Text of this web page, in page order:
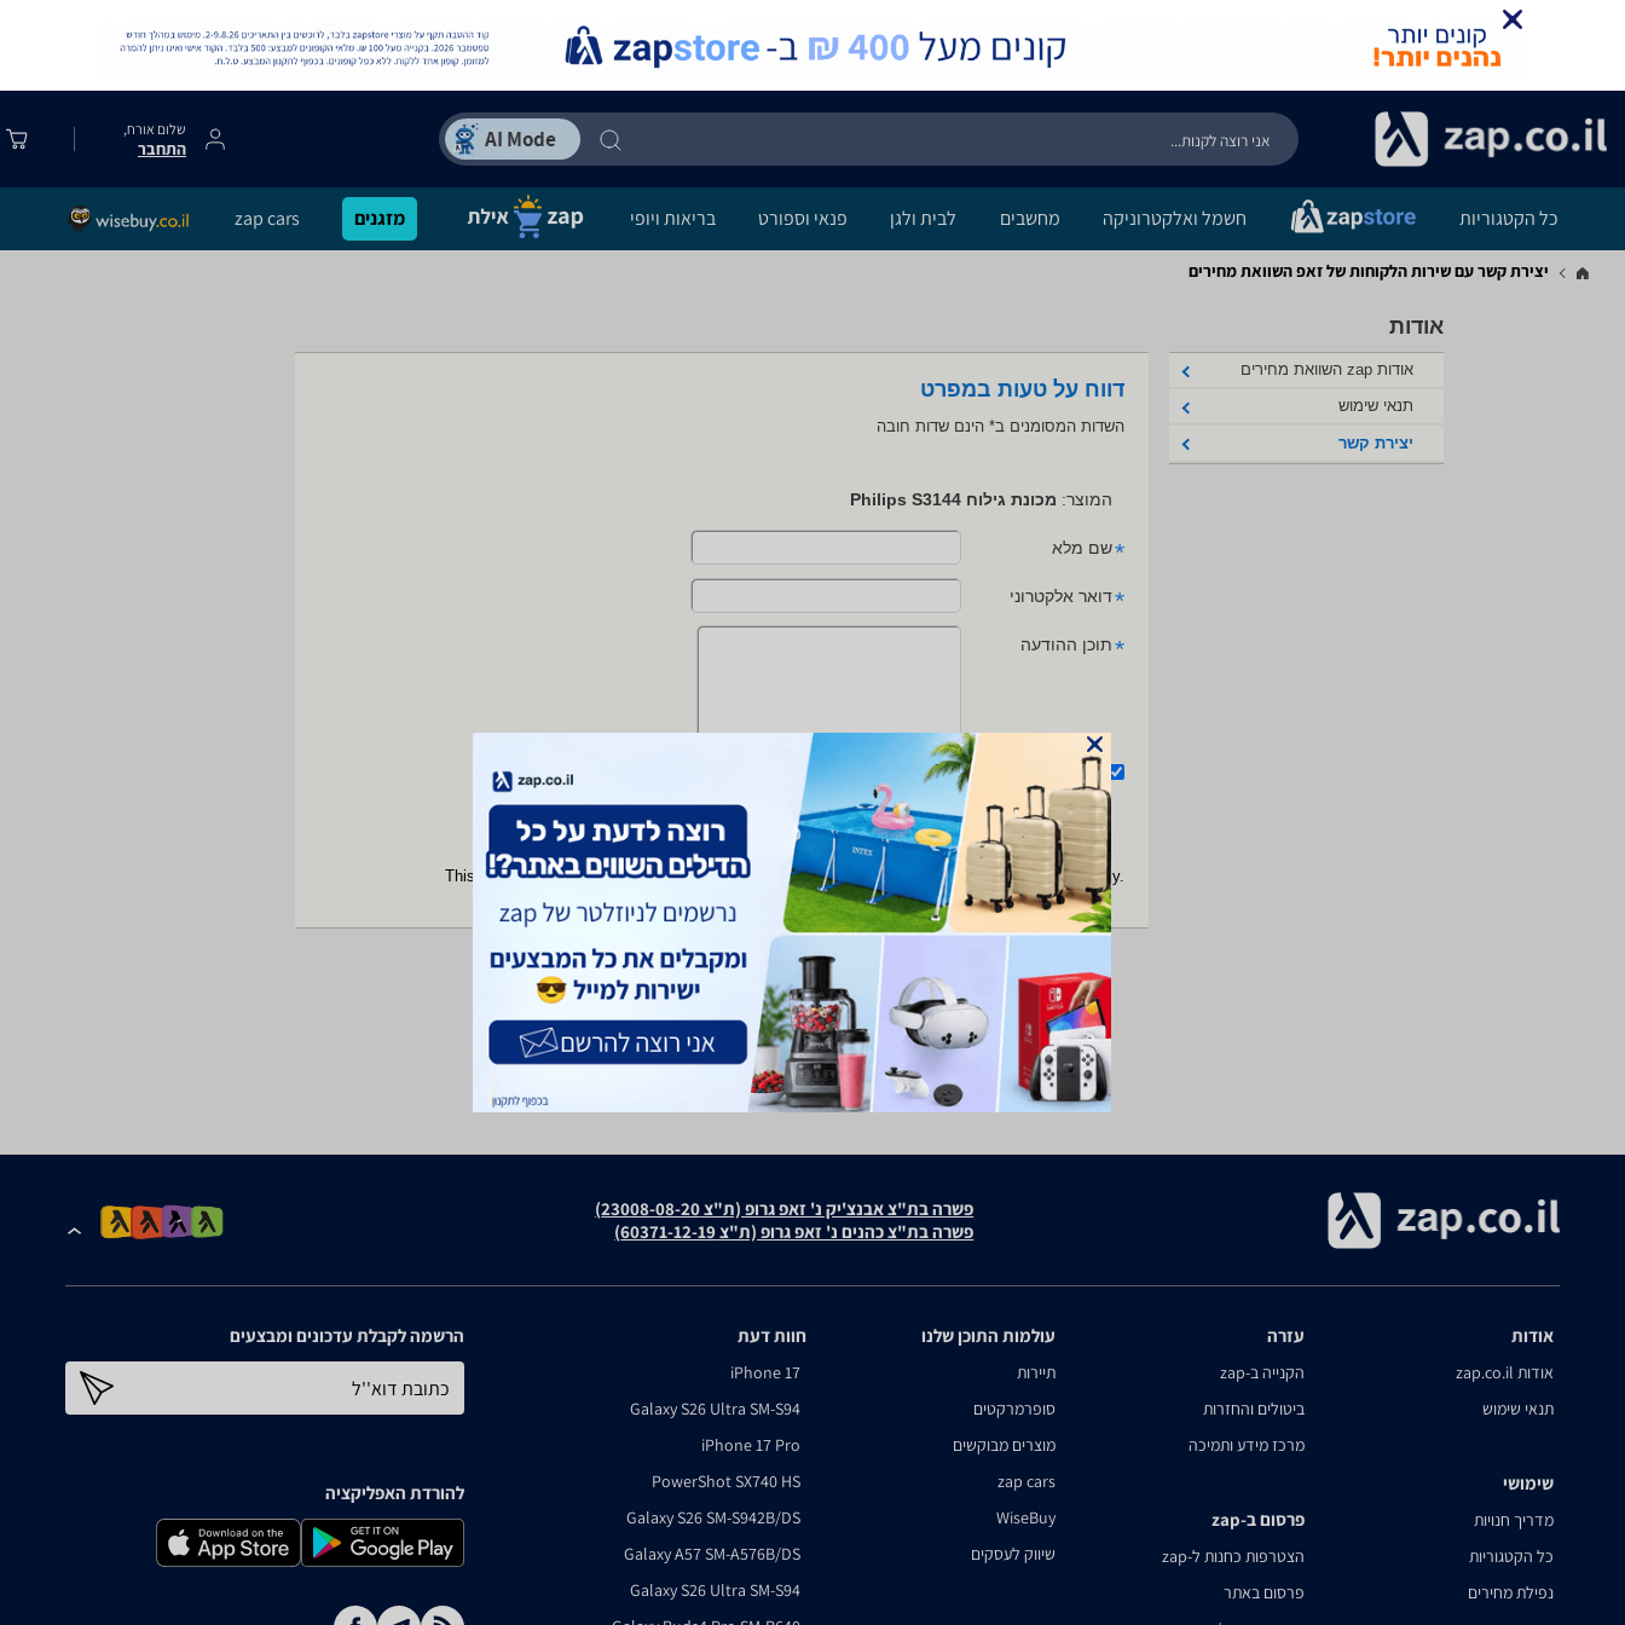
שלום אורח,
התחבר
כל הקטגוריות חשמל ואלקטרוניקה מחשבים לבית ולגן פנאי וספורט בריאות ויופי מזגנים zap cars
יצירת קשר עם שירות הלקוחות של זאפ השוואת מחירים
אודות
אודות zap השוואת מחירים
תנאי שימוש
יצירת קשר
דווח על טעות במפרט
השדות המסומנים ב* הינם שדות חובה
המוצר: מכונת גילוח Philips S3144
*שם מלא
*דואר אלקטרוני
*תוכן ההודעה
אני מאשר/ת את תנאי השימוש מדיניות הפרטיות
This site is protected by reCAPTCHA and the GooglePrivacy Policy and Terms of Serviceapply.
פשרה בת"צ אבנצ'יק נ' זאפ גרופ (ת"צ 23008-08-20)
פשרה בת"צ כהנים נ' זאפ גרופ (ת"צ 60371-12-19)
אודות
אודות zap.co.il
תנאי שימוש
שימושי
מדריך חנויות
כל הקטגוריות
נפילת מחירים
עזרה
הקנייה ב-zap
ביטולים והחזרות
מרכז מידע ותמיכה
פרסום ב-zap
הצטרפות כחנות ל-zap
פרסום באתר
עולמות התוכן שלנו
תיירות
סופרמרקטים
מוצרים מבוקשים
zap cars
WiseBuy
שיווק לעסקים
חוות דעת
iPhone 17
Galaxy S26 Ultra SM-S94
iPhone 17 Pro
PowerShot SX740 HS
Galaxy S26 SM-S942B/DS
Galaxy A57 SM-A576B/DS
Galaxy S26 Ultra SM-S94
הרשמה לקבלת עדכונים ומבצעים
כתובת דוא''ל
להורדת האפליקציה